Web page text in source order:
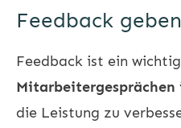
Feedback
Feedback ist ein
die Leistung zu